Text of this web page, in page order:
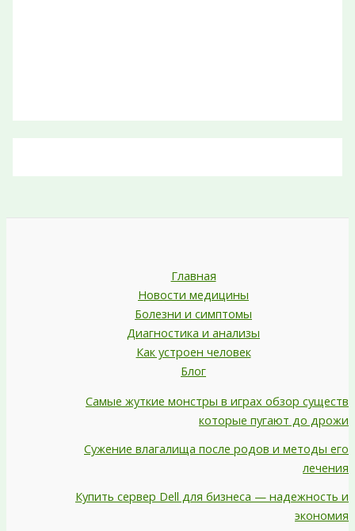
Главная
Новости медицины
Болезни и симптомы
Диагностика и анализы
Как устроен человек
Блог
Самые жуткие монстры в играх обзор существ
которые пугают до дрожи
Сужение влагалища после родов и методы его
лечения
Купить сервер Dell для бизнеса — надежность и
экономия